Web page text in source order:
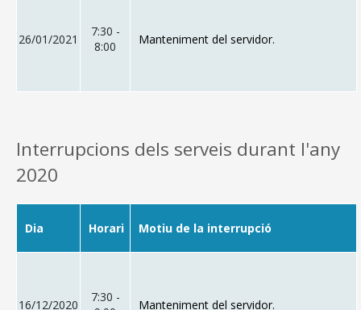
26/01/2021
7:30 -
8:00
Manteniment del servidor.
Interrupcions dels serveis durant l'any
2020
Dia Horari Motiu de la interrupció
16/12/2020
7:30 -
Manteniment del servidor.